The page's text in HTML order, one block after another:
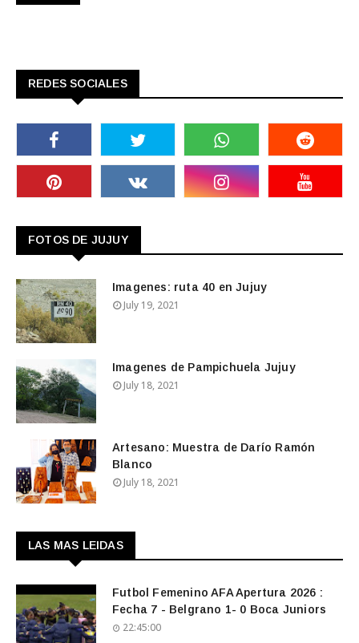
REDES SOCIALES
FOTOS DE JUJUY
Imagenes: ruta 40 en Jujuy
July 19, 2021
Imagenes de Pampichuela Jujuy
July 18, 2021
Artesano: Muestra de Darío Ramón
Blanco
July 18, 2021
LAS MAS LEIDAS
Futbol Femenino AFA Apertura 2026 :
Fecha 7 - Belgrano 1- 0 Boca Juniors
22:45:00